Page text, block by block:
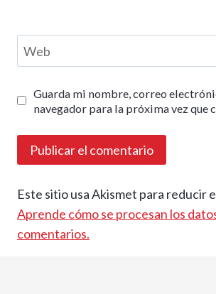
Web
Guarda mi nombre, correo
navegador para la próxima vez que
Este sitio usa Akismet para reducir
Aprende cómo se procesan los
comentarios.